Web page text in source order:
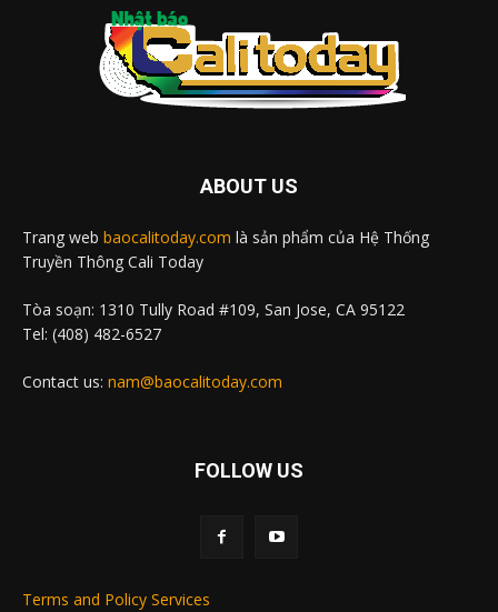
ABOUT US
Trang web baocalitoday.com là sản phẩm của Hệ Thống
Truyền Thông Cali Today
Tòa soạn: 1310 Tully Road #109, San Jose, CA 95122
Tel: (408) 482-6527
Contact us: nam@baocalitoday.com
FOLLOW US
Terms and Policy Services